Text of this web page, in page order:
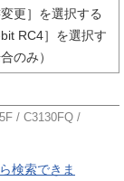
更］を選択する
RC4］を選択す
のみ）
/ C3130FQ /
検索できま